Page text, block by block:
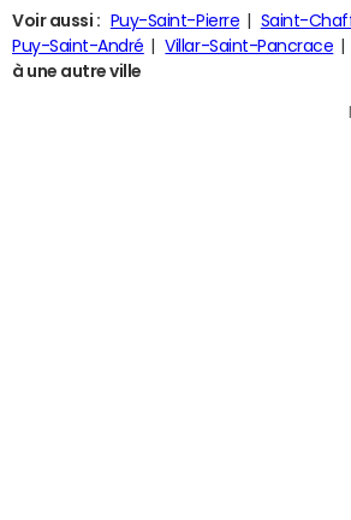
Voir aussi : Puy-Saint-Pierre Saint-
Puy-Saint-André
Villar-Saint-Pancrace
à une autre ville